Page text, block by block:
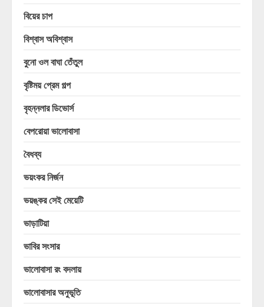
বিয়ের চাপ
বিশ্বাস অবিশ্বাস
বুনো ওল বাঘা তেঁতুল
বৃষ্টিময় প্রেম গল্প
বৃহন্নলার ডিভোর্স
বেপরোয়া ভালোবাসা
বৈধব্য
ভয়ংকর নির্জন
ভয়ঙ্কর সেই মেয়েটি
ভাড়াটিয়া
ভাবির সংসার
ভালোবাসা রং বদলায়
ভালোবাসার অনুভূতি